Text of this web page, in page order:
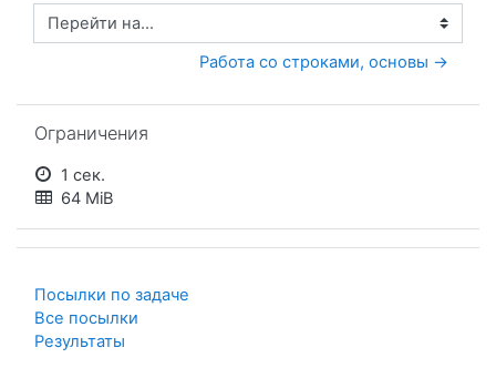
Перейти на...
Работа со строками, основы →
Ограничения
1 сек.
64 MiB
Посылки по задаче
Все посылки
Результаты